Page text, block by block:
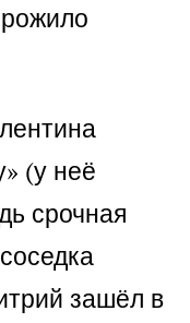
(у неё
срочная
зашёл в